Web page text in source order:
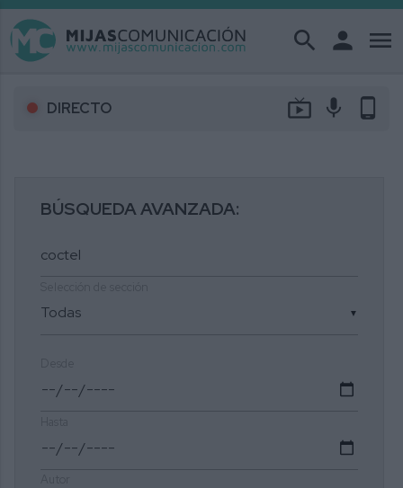
search person menu
DIRECTO live_tv mic phone_android
BÚSQUEDA AVANZADA:
▼